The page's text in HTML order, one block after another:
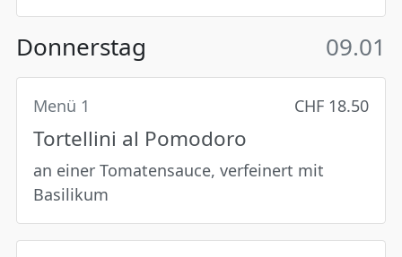
Donnerstag 09.01
Menü 1 CHF 18.50
Tortellini al Pomodoro
an einer Tomatensauce, verfeinert mit
Basilikum